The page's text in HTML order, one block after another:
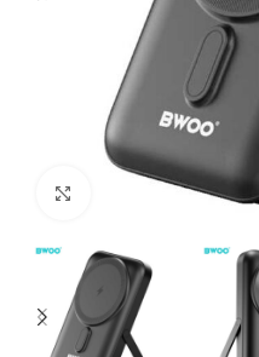
Click para agrandar